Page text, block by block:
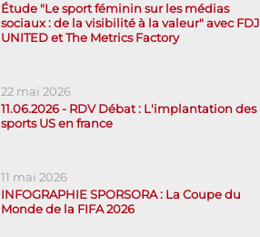
Étude "Le sport féminin sur les médias
sociaux : de la visibilité à la valeur" avec FDJ
UNITED et The Metrics Factory
22 mai 2026
11.06.2026 - RDV Débat : L'implantation des
sports US en france
11 mai 2026
INFOGRAPHIE SPORSORA : La Coupe du
Monde de la FIFA 2026